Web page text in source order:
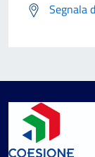
Segnala